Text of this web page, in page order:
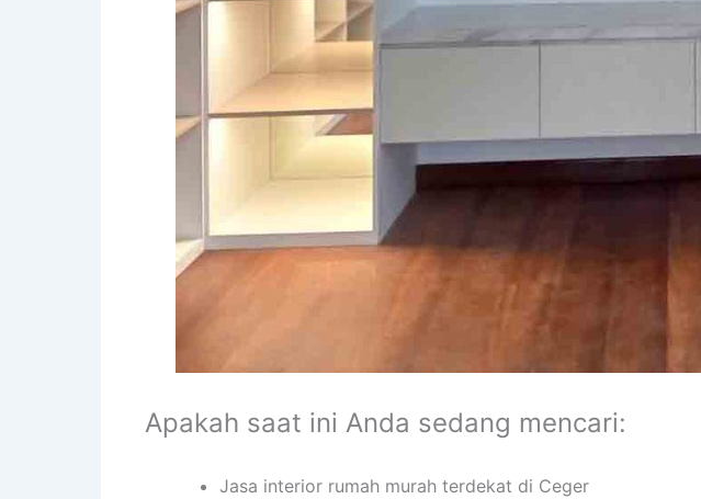
Apakah saat ini Anda sedang mencari:
Jasa interior rumah murah terdekat di Ceger